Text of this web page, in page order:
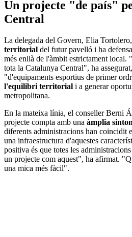
Un projecte "de país"
Central
La delegada del Govern, Elia
territorial del futur pavelló i ha
més enllà de l'àmbit estrictament local.
tota la Catalunya Central", ha
"d'equipaments esportius de primer
l'equilibri territorial i a generar
metropolitana.
En la mateixa línia, el conseller Berni
projecte compta amb una àmplia
diferents administracions han coincidit
una infraestructura d'aquestes
positiva és que totes les administracions
un projecte com aquest", ha afirmat.
una mica més fàcil".